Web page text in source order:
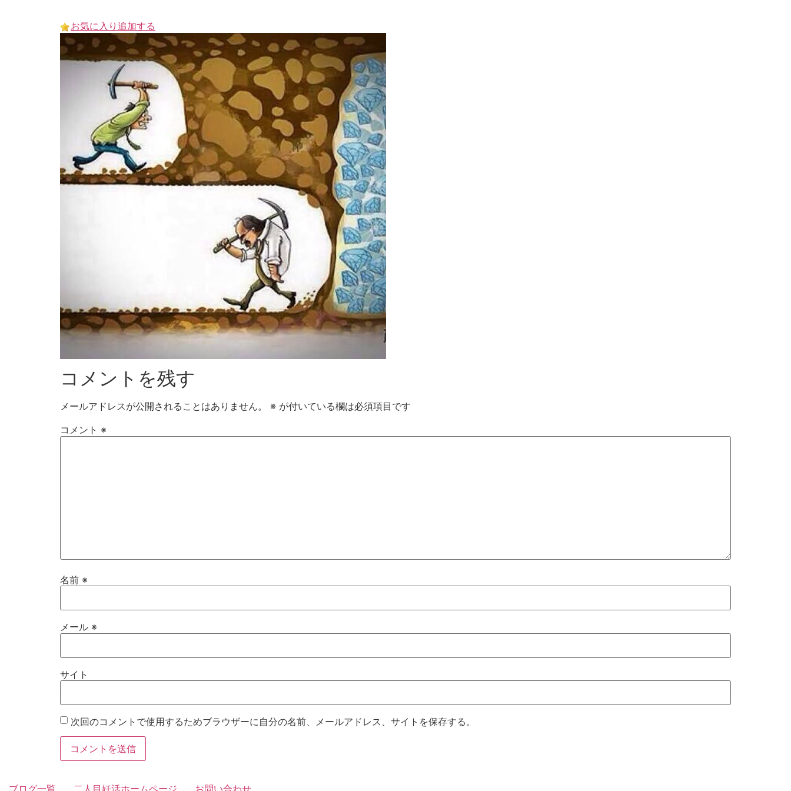
お気に入り追加する
コメントを残す
メールアドレスが公開されることはありません。 ※ が付いている欄は必須項目です
コメント ※
名前 ※
メール ※
サイト
次回のコメントで使用するためブラウザーに自分の名前、メールアドレス、サイトを保存する。